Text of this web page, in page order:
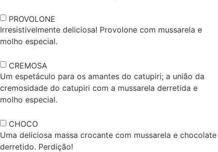
PROVOLONE
Irresistivelmente deliciosa! Provolone com mussarela e
molho especial.
CREMOSA
Um espetáculo para os amantes do catupiri; a união da
cremosidade do catupiri com a mussarela derretida e
molho especial.
CHOCO
Uma deliciosa massa crocante com mussarela e chocolate
derretido. Perdição!